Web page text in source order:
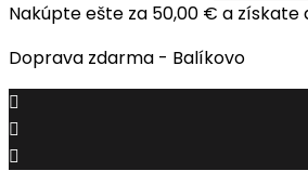
Nakúpte ešte za 50,00 € a získate
Doprava zdarma - Balíkovo


